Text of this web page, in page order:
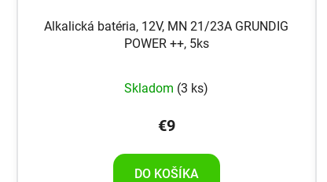
Alkalická batéria, 12V, MN 21/23A GRUNDIG
POWER ++, 5ks
Skladom (3 ks)
€9
DO KOŠÍKA